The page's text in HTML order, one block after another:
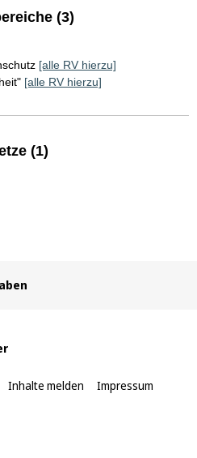
(3)
[alle RV hierzu]
[alle RV hierzu]
(1)
Inhalte melden Impressum